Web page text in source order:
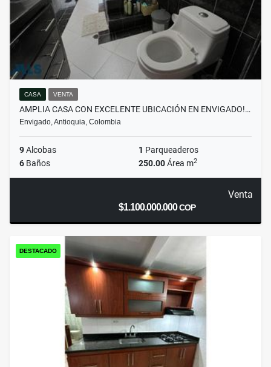
CASA VENTA
AMPLIA CASA CON EXCELENTE UBICACIÓN EN ENVIGADO!…
Envigado, Antioquia, Colombia
9Alcobas 1 Parqueaderos
6 Baños 250.00Área m2
Venta
$1.100.000.000COP
DESTACADO